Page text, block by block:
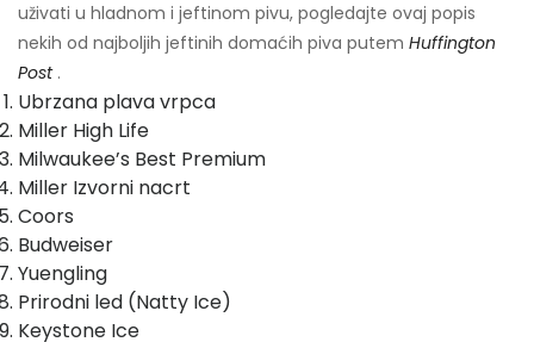
uživati ​​u hladnom i jeftinom pivu, pogledajte ovaj popis
nekih od najboljih jeftinih domaćih piva putem Huffington
Post .
Ubrzana plava vrpca
Miller High Life
Milwaukee’s Best Premium
Miller Izvorni nacrt
Coors
Budweiser
Yuengling
Prirodni led (Natty Ice)
Keystone Ice